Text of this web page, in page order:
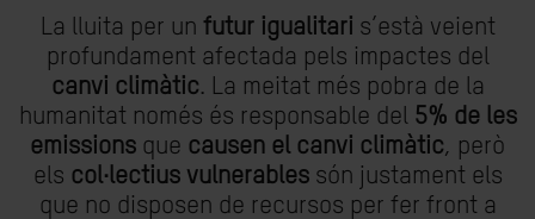
La lluita per un futur igualitari s’està veient
profundament afectada pels impactes del
canvi climàtic. La meitat més pobra de la
humanitat només és responsable del 5% de les
emissions que causen el canvi climàtic, però
els col·lectius vulnerablessón justament els
que no disposen de recursos per fer front a